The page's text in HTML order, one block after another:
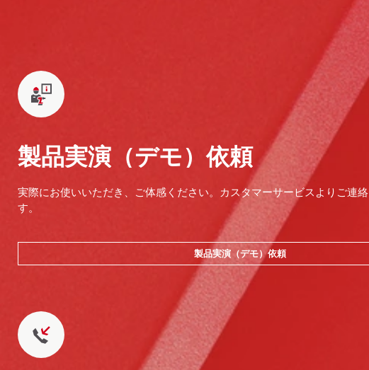
製品実演（デモ）依頼
実際にお使いいただき、ご体感ください。カスタマーサービスよりご連
す。
製品実演（デモ）依頼